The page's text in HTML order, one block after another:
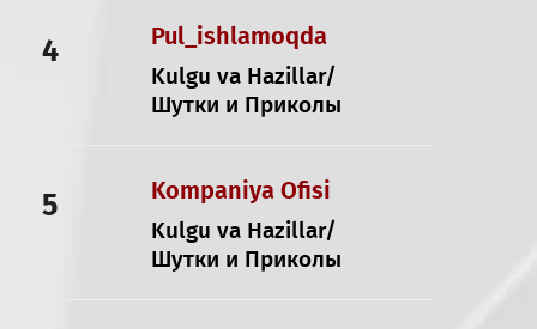
4 Pul_ishlamoqda
Kulgu va Hazillar/
Шутки и Приколы
5 Kompaniya Ofisi
Kulgu va Hazillar/
Шутки и Приколы